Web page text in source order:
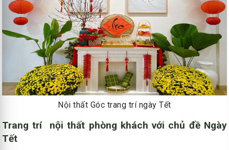
Nội thất Góc trang trí ngày Tết
Trang trí nội thất phòng khách với chủ đề Ngày
Tết